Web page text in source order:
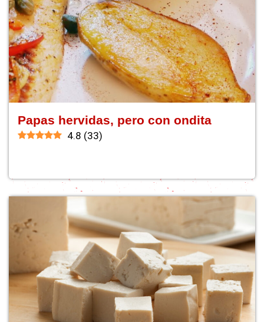
Papas hervidas, pero con ondita
4.8 (33)